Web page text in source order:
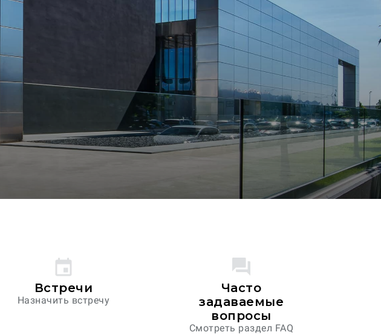
Встречи
Назначить встречу
Часто
задаваемые
вопросы
Смотреть раздел FAQ